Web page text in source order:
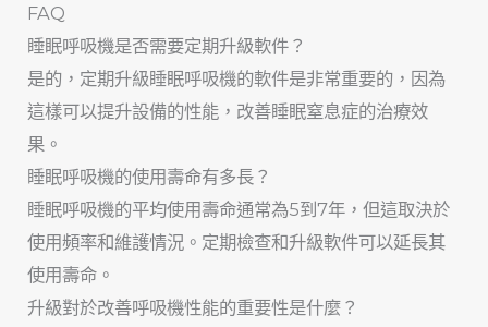
FAQ
睡眠呼吸機是否需要定期升級軟件？
是的，定期升級睡眠呼吸機的軟件是非常重要的，因為
這樣可以提升設備的性能，改善睡眠窒息症的治療效
果。
睡眠呼吸機的使用壽命有多長？
睡眠呼吸機的平均使用壽命通常為5到7年，但這取決於
使用頻率和維護情況。定期檢查和升級軟件可以延長其
使用壽命。
升級對於改善呼吸機性能的重要性是什麼？